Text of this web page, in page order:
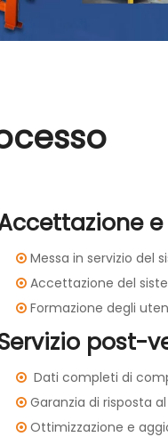
 Messa in servizio del
 Accettazione del
 Formazione degli
post-
 Dati completi di
 Garanzia di risposta
 Ottimizzazione e